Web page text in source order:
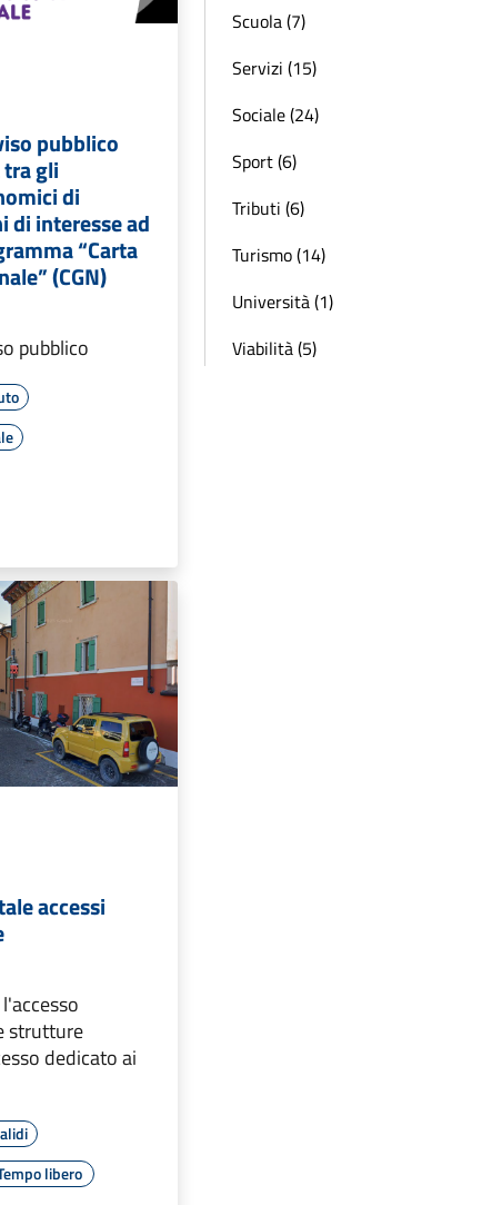
pubblico
gli
di
di interesse ad
“Carta
(CGN)
pubblico
accessi
strutture
dedicato ai
libero
Scuola (7)
Servizi (15)
Sociale (24)
Sport (6)
Tributi (6)
Turismo (14)
Università (1)
Viabilità (5)